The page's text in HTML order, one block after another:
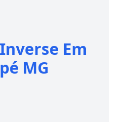
Em
MG